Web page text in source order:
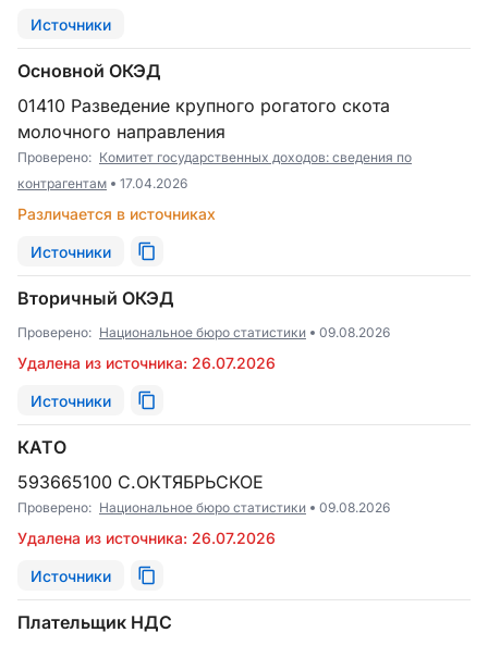
Источники
Основной ОКЭД
01410 Разведение крупного рогатого скота
молочного направления
Проверено: Комитет государственных доходов: сведения по
контрагентам
17.04.2026
Различается в источниках
Источники
Вторичный ОКЭД
Проверено: Национальное бюро статистики 09.08.2026
Удалена из источника: 26.07.2026
Источники
КАТО
593665100 С.ОКТЯБРЬСКОЕ
Проверено: Национальное бюро статистики 09.08.2026
Удалена из источника: 26.07.2026
Источники
Плательщик НДС